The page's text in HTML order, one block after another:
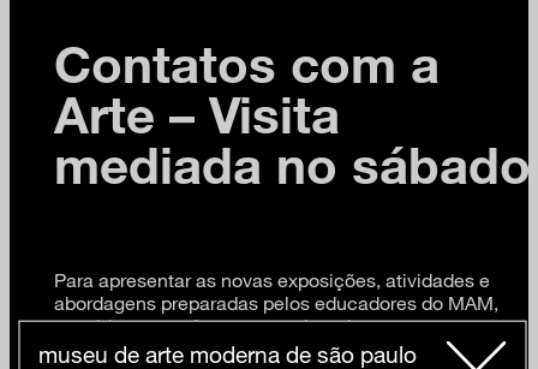
Contatos com a
Arte – Visita
mediada no sábado
Para apresentar as novas exposições, atividades e
abordagens preparadas pelos educadores do MAM,
convidamos professores e educadores a
participarem de nossa programação.
museu de arte moderna de são paulo